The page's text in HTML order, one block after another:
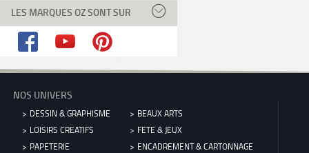
LES MARQUES OZ SONT SUR
NOS UNIVERS
DESSIN & GRAPHISME
BEAUX ARTS
LOISIRS CREATIFS
FETE & JEUX
PAPETERIE
ENCADREMENT & CARTONNAGE